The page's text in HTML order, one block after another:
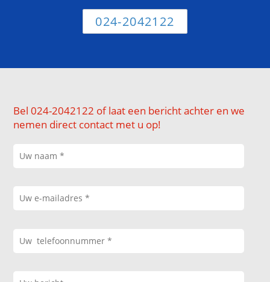
024-2042122
Bel 024-2042122 of laat een bericht achter en we
nemen direct contact met u op!